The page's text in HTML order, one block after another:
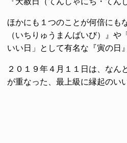
ほかにも１つのことが何倍にも
（いちりゅうまんばいび）』
いい日」として有名な『寅の日
２０１９年４月１１日は、なん
が重なった、最上級に縁起のい